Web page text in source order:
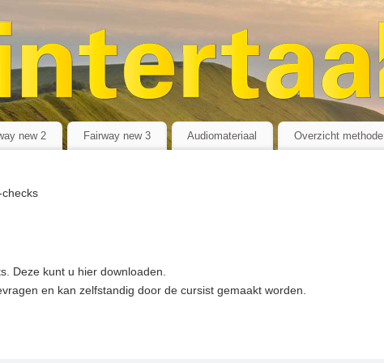
new 2 Fairway new 3 Audiomateriaal Overzicht methode
Deze kunt u hier downloaden.
en kan zelfstandig door de cursist gemaakt worden.